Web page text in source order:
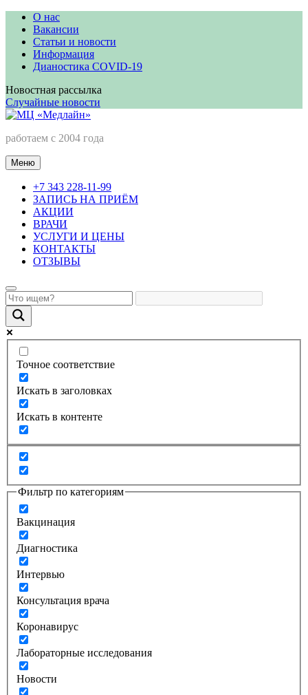
Перейти
содержимому
О нас
Вакансии
Статьи и новости
Информация
Дианостика COVID-19
Новостная рассылка
Случайные новости
МЦ «Медлайн»
работаем с 2004 года
Меню
+7 343 228-11-99
ЗАПИСЬ НА ПРИЁМ
АКЦИИ
ВРАЧИ
УСЛУГИ И ЦЕНЫ
КОНТАКТЫ
ОТЗЫВЫ
Точное соответствие
Искать в заголовках
Искать в контенте
Фильтр по категориям
Вакцинация
Диагностика
Интервью
Консультация врача
Коронавирус
Лабораторные исследования
Новости